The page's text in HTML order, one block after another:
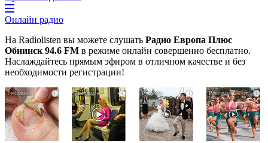
Онлайн радио
На Radiolisten вы можете слушать Радио Европа Плюс
Обнинск 94.6 FM в режиме онлайн совершенно бесплатно.
Наслаждайтесь прямым эфиром в отличном качестве и без
необходимости регистрации!
i
Грибок
ногтях
стирается
i
Королева
вагона
отожгла!
Видео
i
Этот
танец
невесты
оставит
вас
i